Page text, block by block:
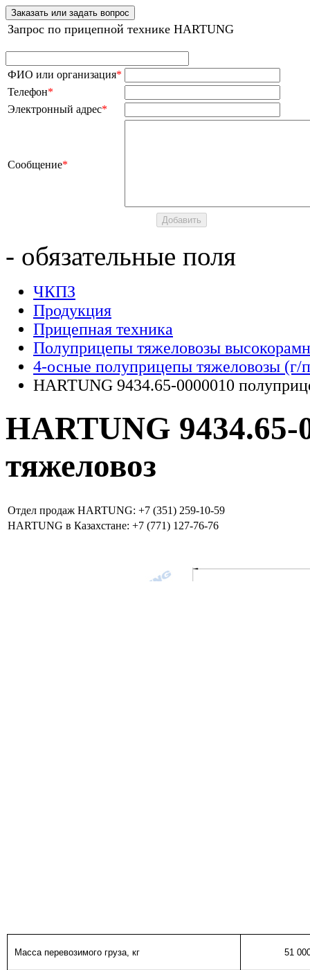
Заказать или задать вопрос
Запрос по прицепной технике HARTUNG
ФИО или организация*
Телефон*
Электронный адрес*
Сообщение*
- обязательные поля
ЧКПЗ
Продукция
Прицепная техника
Полуприцепы тяжеловозы
4-осные полуприцепы тяжеловозы (г/
HARTUNG 9434.65-0000010
HARTUNG 9434.65-
тяжеловоз
Отдел продаж HARTUNG: +7 (351) 259-10-59
HARTUNG в Казахстане: +7 (771) 127-76-76
Масса перевозимого груза, кг 51